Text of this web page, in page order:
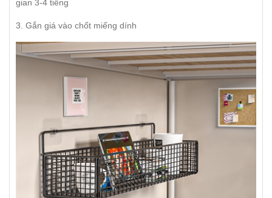
gian 3-4 tiếng
3. Gắn giá vào chốt miếng dính